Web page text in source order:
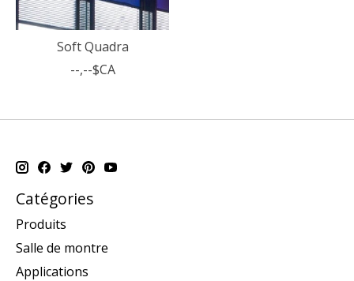
Soft Quadra
--,--$CA
Catégories
Produits
Salle de montre
Applications